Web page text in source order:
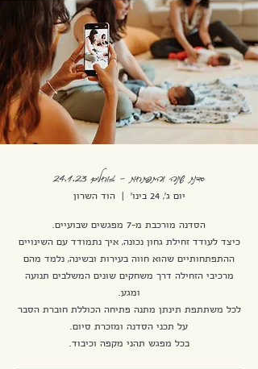
סדנת שינה והתפתחות - זוחלים 24.1.23
יום ג׳, 24 בינו׳
  |
הוד השרון
כיצד לעודד זחילת גחון נכונה, איך נתמודד עם השינויים
ההתפתחותיים שהוא חווה בעירות ובשינה, נלמד מהם
מרכיבי הזחילה דרך משחקים שונים המשלבים תנועה
לכל משתתפת תינתן מתנה פתיחה הכוללת חוברת הסבר
בכל מפגש תהני מקפה וכיבוד.